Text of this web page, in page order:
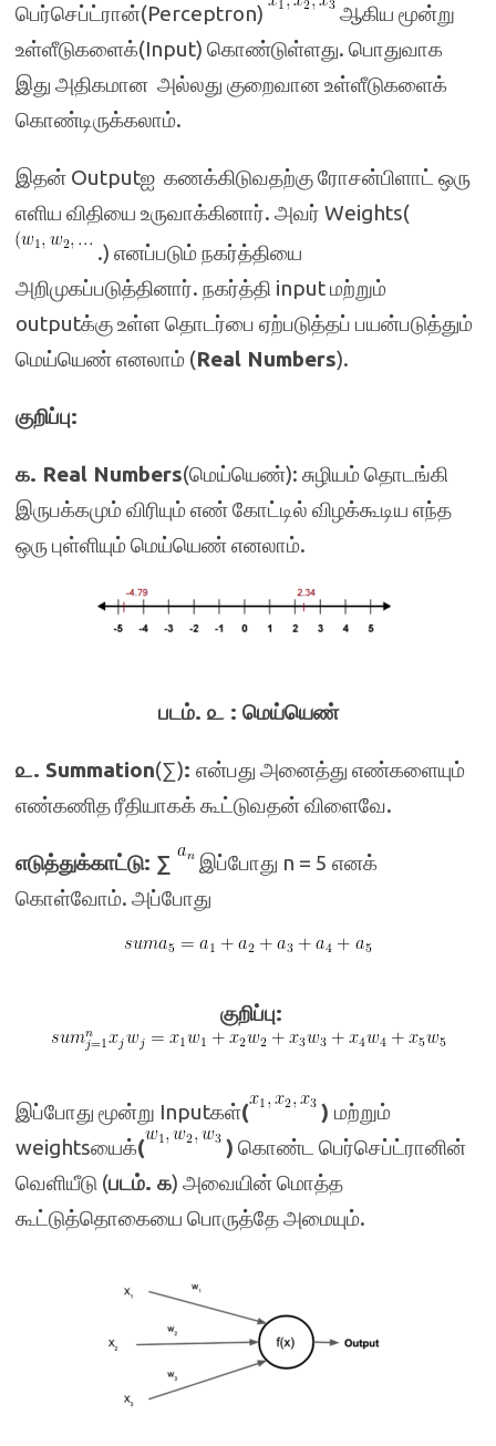
பெர்செப்ட்ரான்(Perceptron)
ஆகிய மூன்று
உள்ளீடுகளைக்(Input) கொண்டுள்ளது. பொதுவாக
இது அதிகமான அல்லது குறைவான உள்ளீடுகளைக்
கொண்டிருக்கலாம்.
இதன் Outputஐ கணக்கிடுவதற்கு ரோசன்பிளாட் ஒரு
எளிய விதியை உருவாக்கினார். அவர் Weights(
.) எனப்படும் நகர்த்தியை
அறிமுகப்படுத்தினார். நகர்த்தி input மற்றும்
outputக்கு உள்ள தொடர்பை ஏற்படுத்தப் பயன்படுத்தும்
மெய்யெண் எனலாம் (Real Numbers).
குறிப்பு:
௧. Real Numbers(மெய்யெண்): சுழியம் தொடங்கி
இருபக்கமும் விரியும் எண் கோட்டில் விழக்கூடிய எந்த
ஒரு புள்ளியும் மெய்யெண் எனலாம்.
படம். ௨ : மெய்யெண்
௨. Summation(∑): என்பது அனைத்து எண்களையும்
எண்கணித ரீதியாகக் கூட்டுவதன் விளைவே.
எடுத்துக்காட்டு: ∑
இப்போது n = 5 எனக்
கொள்வோம். அப்போது
குறிப்பு:
இப்போது மூன்று Inputகள்( ) மற்றும்
weightsயைக்( ) கொண்ட பெர்செப்ட்ரானின்
வெளியீடு (படம். ௧) அவையின் மொத்த
கூட்டுத்தொகையை பொருத்தே அமையும்.